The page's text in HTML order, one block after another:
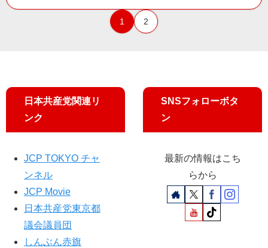
1 2
日本共産党関連リ
ンク
JCP TOKYO チャ
ンネル
JCP Movie
日本共産党東京都
議会議員団
しんぶん赤旗
SNSフォローボタ
ン
最新の情報はこち
らから